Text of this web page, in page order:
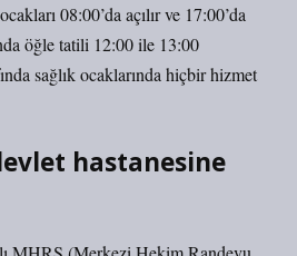
08:00’da açılır ve 17:00’da
öğle tatili 12:00 ile 13:00
sağlık ocaklarında hiçbir hizmet
hastanesine